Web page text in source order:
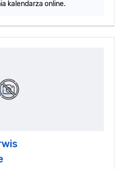
kalendarza online.